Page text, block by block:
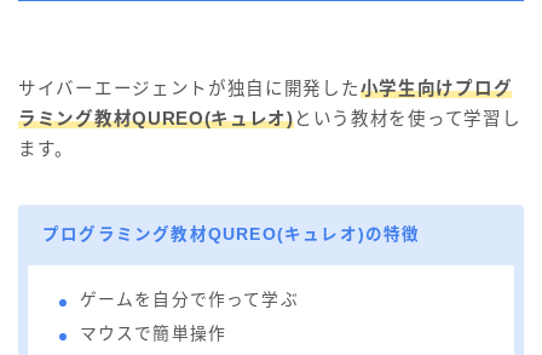
サイバーエージェントが独自に開発した小学生向けプログ
ラミング教材QUREO(キュレオ)という教材を使って学習し
ます。
プログラミング教材QUREO(キュレオ)の特徴
ゲームを自分で作って学ぶ
マウスで簡単操作